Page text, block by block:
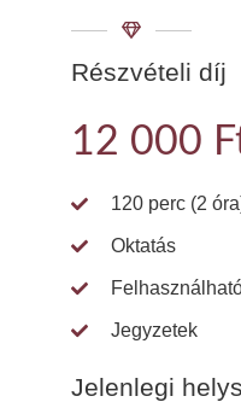
Részvételi díj
12 000
120 perc (2
Oktatás
Jegyzetek
Jelenlegi